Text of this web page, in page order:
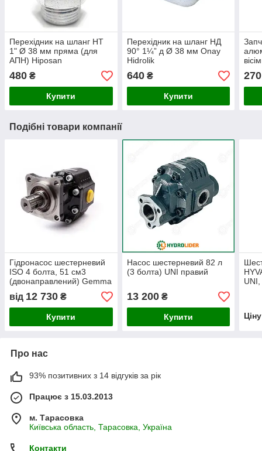
Перехідник на шланг НТ
1" Ø 38 мм пряма (для
АПН) Hiposan
480 ₴
Купити
Перехідник на шланг НД
90° 1¼” д Ø 38 мм Onay
Hidrolik
640₴
Купити
270
Подібні товари компанії
Гідронасос шестерневий
ISO 4 болта, 51 см3
(двонаправлений) Gemma
від 12 730 ₴
Купити
Насос шестерневий 82 л
(3 болта) UNI правий
13 200₴
Купити
Про нас
93% позитивних з 14 відгуків за рік
Працює з 15.03.2013
м. Тарасовка
Київська область, Тарасовка, Україна
Контакти